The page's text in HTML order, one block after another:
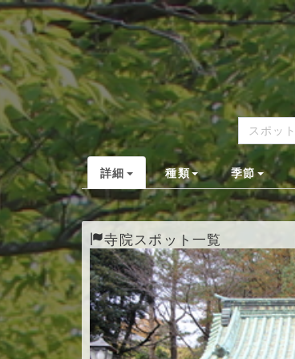
詳細 種類 季節
寺院スポット一覧
Previous